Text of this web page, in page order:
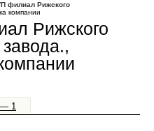
филиал Рижского
компании
Рижского
завода.,
— 1